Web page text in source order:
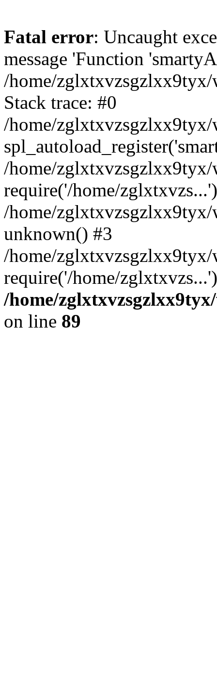
Fatal error: Uncaught
message 'Function
/home/zglxtxvzsgzlxx9tyx/
Stack trace: #0
/home/zglxtxvzsgzlxx9tyx/
/home/
require('/home/
/home/
unknown() #3
/home/
require('/home/
/home/
on line 89